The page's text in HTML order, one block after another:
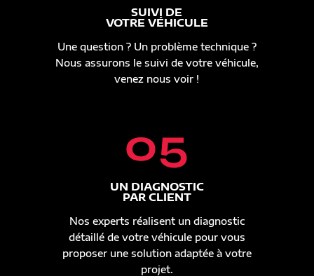
SUIVI DE
VOTRE VÉHICULE
Une question ? Un problème technique ?
Nous assurons le suivi de votre véhicule,
venez nous voir !
05
UN DIAGNOSTIC
PAR CLIENT
Nos experts réalisent un diagnostic
détaillé de votre véhicule pour vous
proposer une solution adaptée à votre
projet.